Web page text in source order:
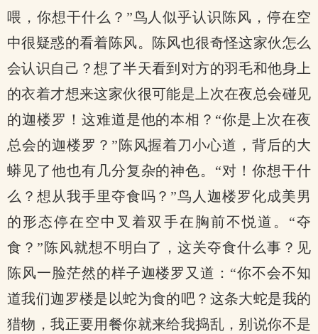
喂，你想干什么？”鸟人似乎认识陈风，停在空
中很疑惑的看着陈风。陈风也很奇怪这家伙怎么
会认识自己？想了半天看到对方的羽毛和他身上
的衣着才想来这家伙很可能是上次在夜总会碰见
的迦楼罗！这难道是他的本相？“你是上次在夜
总会的迦楼罗？”陈风握着刀小心道，背后的大
蟒见了他也有几分复杂的神色。“对！你想干什
么？想从我手里夺食吗？”鸟人迦楼罗化成美男
的形态停在空中叉着双手在胸前不悦道。“夺
食？”陈风就想不明白了，这关夺食什么事？见
陈风一脸茫然的样子迦楼罗又道：“你不会不知
道我们迦罗楼是以蛇为食的吧？这条大蛇是我的
猎物，我正要用餐你就来给我捣乱，别说你不是